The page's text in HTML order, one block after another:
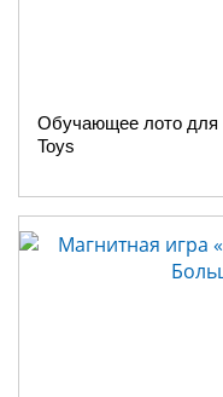
Обучающее лото для
Toys